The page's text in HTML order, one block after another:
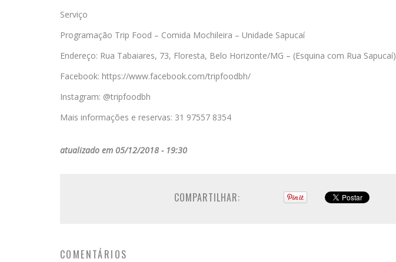
Serviço
Programação Trip Food – Comida Mochileira – Unidade Sapucaí
Endereço: Rua Tabaiares, 73, Floresta, Belo Horizonte/MG – (Esquina com Rua Sapucaí)
Facebook: https://www.facebook.com/tripfoodbh/
Instagram: @tripfoodbh
Mais informações e reservas: 31 97557 8354
atualizado em 05/12/2018 - 19:30
COMPARTILHAR:
COMENTÁRIOS